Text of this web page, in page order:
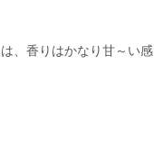
、香りはかなり甘～い